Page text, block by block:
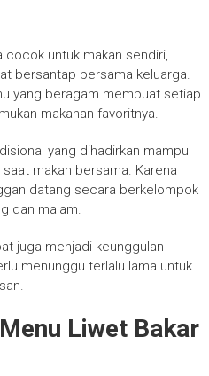
cocok untuk makan sendiri,
bersantap bersama keluarga.
yang beragam membuat setiap
makanan favoritnya.
yang dihadirkan mampu
makan bersama. Karena
datang secara berkelompok
dan malam.
juga menjadi keunggulan
menunggu terlalu lama untuk
Liwet Bakar